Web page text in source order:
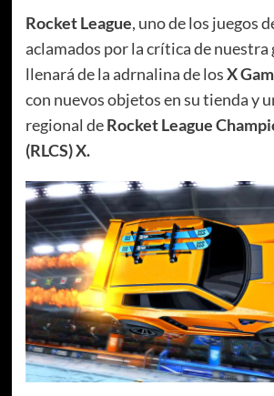
Rocket League, uno de los juegos
aclamados por la crítica de nuestra
llenará de la adrnalina de losX
con nuevos objetos en su tienda y
regional deRocket League
(RLCS) X.